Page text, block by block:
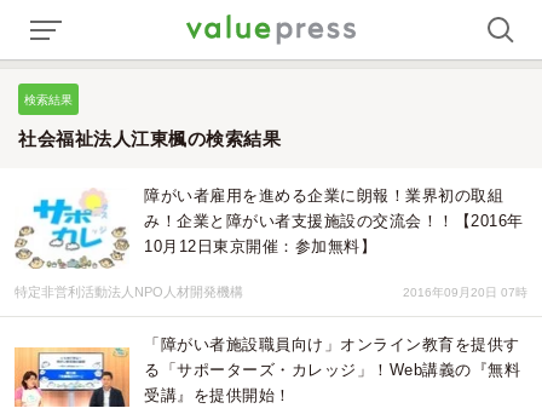
検索結果
社会福祉法人江東楓の検索結果
障がい者雇用を進める企業に朗報！業界初の取組
み！企業と障がい者支援施設の交流会！！【2016年
10月12日東京開催：参加無料】
特定非営利活動法人NPO人材開発機構 2016年09月20日 07時
「障がい者施設職員向け」オンライン教育を提供す
る「サポーターズ・カレッジ」！Web講義の『無料
受講』を提供開始！